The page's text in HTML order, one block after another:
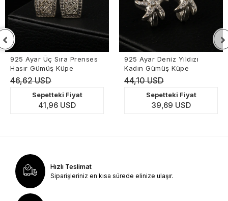
925 Ayar Üç Sıra Prenses
Hasır Gümüş Küpe
46,62 USD
Sepetteki Fiyat
41,96 USD
925 Ayar Deniz Yıldızı
Kadın Gümüş Küpe
44,10 USD
Sepetteki Fiyat
39,69 USD
Hızlı Teslimat
Siparişleriniz en kısa sürede elinize ulaşır.